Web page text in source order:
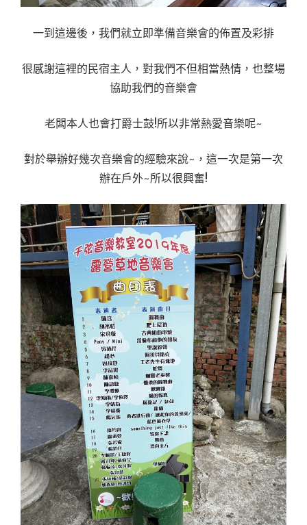
一到這邊後，我們就立即準備音樂會的佈置及彩排
很感謝這裡的民宿主人，對我們不但相當熱情，也整場
協助我們的音樂會
老闆本人也會打爵士鼓!所以非常熱愛音樂呢~
對於舉辦好幾次音樂會的經驗來說~，這一次是第一次
辦在戶外~所以很興奮!